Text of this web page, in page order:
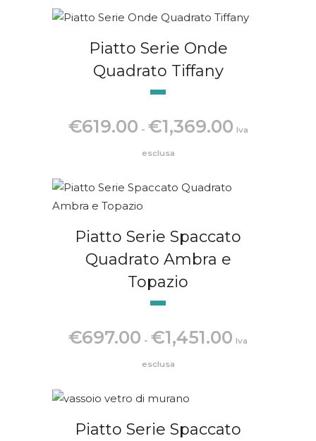
€697.00
Piatto Serie Onde
Quadrato Tiffany
€619.00 - €1,369.00diIva
esclusa
Piatto Serie Spaccato
Quadrato Ambra e
Topazio
€697.00 - €1,451.00 di
€1,451.00
Iva
esclusa
Piatto Serie Spaccato